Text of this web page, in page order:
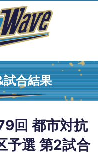
合結果
回 都市対抗
予選 第2試合